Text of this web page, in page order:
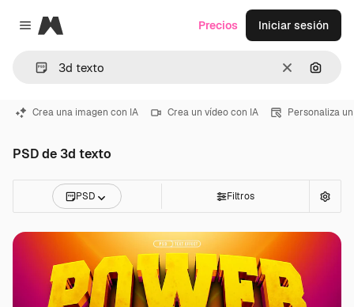
Close menu
Magnific
Borrar
Precios Iniciar sesión
Crea una imagen con IA Crea un vídeo con IA Personaliza
PSD de 3d texto
PSD Filtros